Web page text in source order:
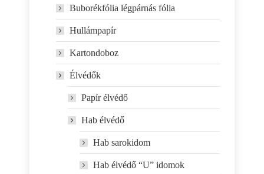
Buborékfólia légpárnás fólia
Hullámpapír
Kartondoboz
Élvédők
Papír élvédő
Hab élvédő
Hab sarokidom
Hab élvédő “U” idomok